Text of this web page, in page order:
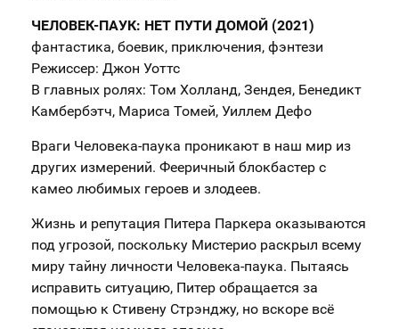
ЧЕЛОВЕК-ПАУК: НЕТ ПУТИ ДОМОЙ (2021)
фантастика, боевик, приключения, фэнтези
Режиссер: Джон Уоттс
В главных ролях: Том Холланд, Зендея, Бенедикт
Камбербэтч, Мариса Томей, Уиллем Дефо
Враги Человека-паука проникают в наш мир из
других измерений. Фееричный блокбастер с
камео любимых героев и злодеев.
Жизнь и репутация Питера Паркера оказываются
под угрозой, поскольку Мистерио раскрыл всему
миру тайну личности Человека-паука. Пытаясь
исправить ситуацию, Питер обращается за
помощью к Стивену Стрэнджу, но вскоре всё